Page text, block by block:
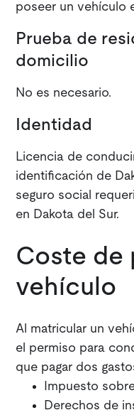
poseer un vehículo
Prueba de
domicilio
No es necesario.
Identidad
Licencia de
identificación de
seguro social
en Dakota del Sur.
Coste de
vehículo
Al matricular un
el permiso para
que pagar dos
Impuesto
Derechos de